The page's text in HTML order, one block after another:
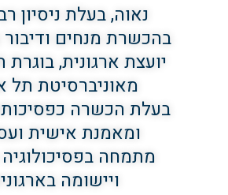
נאוה, בעלת ניסיון
בהכשרת מנחים
יועצת ארגונית,
מאוניברסיטת תל
בעלת הכשרה
ומאמנת אישית
מתמחה בפסיכולוגיה
ויישומה